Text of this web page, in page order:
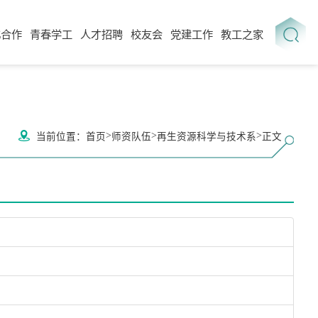
作 青春学工 人才招聘 校友会 党建工作 教工之家
当前位置： 首页>师资队伍>再生资源科学与技术系> 正文